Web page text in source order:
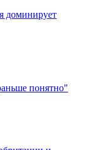
доминирует
понятно"